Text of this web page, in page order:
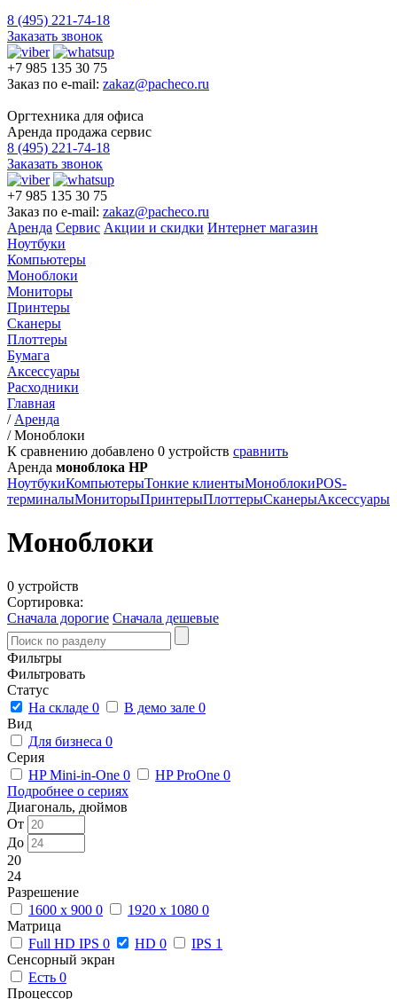
8 (495) 221-74-18
Заказать звонок
+7 985 135 30 75
Заказ по e-mail: zakaz@pacheco.ru
Оргтехника для офиса
Аренда продажа сервис
8 (495) 221-74-18
Заказать звонок
+7 985 135 30 75
Заказ по e-mail: zakaz@pacheco.ru
Аренда Сервис Акции и скидки Интернет магазин
Ноутбуки
Компьютеры
Моноблоки
Мониторы
Принтеры
Сканеры
Плоттеры
Бумага
Аксессуары
Расходники
Главная
/ Аренда
/Моноблоки
К сравнению добавлено 0 устройств сравнить
Аренда моноблока HP
НоутбукиКомпьютерыТонкие клиентыМоноблокиPOS-
терминалыМониторыПринтерыПлоттерыСканерыАксессуары
Моноблоки
0 устройств
Сортировка:
Сначала дорогие Сначала дешевые
Фильтры
Фильтровать
Статус
На складе 0 В демо зале 0
Вид
Для бизнеса 0
Серия
HP Mini-in-One 0 HP ProOne 0
Подробнее о сериях
Диагональ, дюймов
От
До
20
24
Разрешение
1600 x 900 0 1920 x 1080 0
Матрица
Full HD IPS 0 HD 0 IPS 1
Сенсорный экран
Есть 0
Процессор